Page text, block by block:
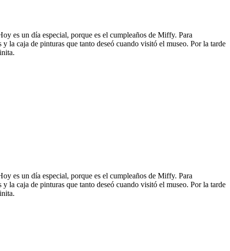
es un día especial, porque es el cumpleaños de Miffy. Para
la caja de pinturas que tanto deseó cuando visitó el museo. Por la tarde
es un día especial, porque es el cumpleaños de Miffy. Para
la caja de pinturas que tanto deseó cuando visitó el museo. Por la tarde